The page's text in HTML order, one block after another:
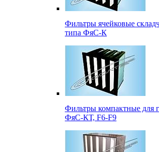
Фильтры ячейковые
типа ФяС-К
Фильтры компактные для
ФяС-КТ, F6-F9